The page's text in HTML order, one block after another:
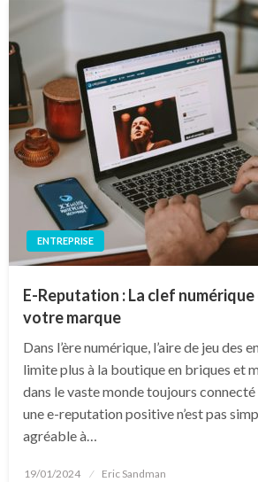
ENTREPRISE
E-Reputation : La clef numérique
votre marque
Dans l’ère numérique, l’aire de jeu des
limite plus à la boutique en briques et
dans le vaste monde toujours connecté
une e-reputation positive n’est pas
agréable à…
Posted
19/01/2024 Eric Sandman